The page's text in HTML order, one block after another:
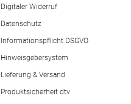
Digitaler Widerruf
Datenschutz
Informationspflicht DSGVO
Hinweisgebersystem
Lieferung & Versand
Produktsicherheit dtv